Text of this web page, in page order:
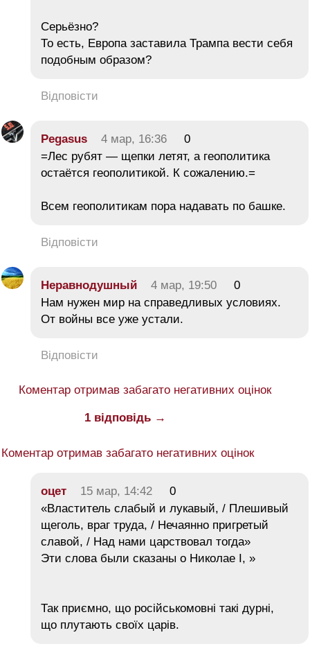
Серьёзно?
То есть, Европа заставила Трампа вести себя
подобным образом?
Відповісти
Pegasus 4 мар, 16:36
0
=Лес рубят — щепки летят, а геополитика
остаётся геополитикой. К сожалению.=
Всем геополитикам пора надавать по башке.
Відповісти
Неравнодушный 4 мар, 19:50
0
Нам нужен мир на справедливых условиях.
От войны все уже устали.
Відповісти
Коментар отримав забагато негативних оцінок
1 відповідь →
Коментар отримав забагато негативних оцінок
оцет 15 мар, 14:42
0
«Властитель слабый и лукавый, / Плешивый
щеголь, враг труда, / Нечаянно пригретый
славой, / Над нами царствовал тогда»
Эти слова были сказаны о Николае I, »
Так приємно, що російськомовні такі дурні,
що плутають своїх царів.